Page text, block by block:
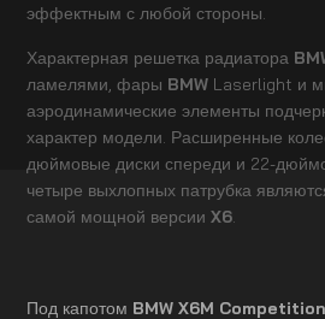
эффектным с любой стороны.
Характерная решетка радиатора
ламелями, фары BMW Laserlight и
аэродинамические элементы
характер модели. Расширенные
дюймовые диски спереди и 22-
четыре выхлопных патрубка
самой мощной версииX6
Под капотом BMW X6M